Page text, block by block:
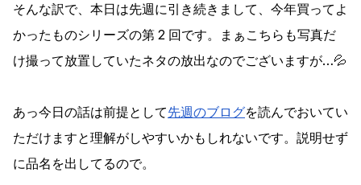
そんな訳で、本日は先週に引き続きまして、今年買ってよ
かったものシリーズの第 2 回です。まぁこちらも写真だ
け撮って放置していたネタの放出なのでございますが…💦
あっ今日の話は前提として先週のブログを読んでおいてい
ただけますと理解がしやすいかもしれないです。説明せず
に品名を出してるので。